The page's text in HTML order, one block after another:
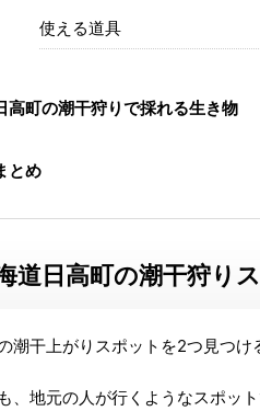
使える道具
高町の潮干狩りで採れる生き物
とめ
道日高町の潮干狩り
潮干上がりスポットを2つ見つけ
、地元の人が行くようなスポッ